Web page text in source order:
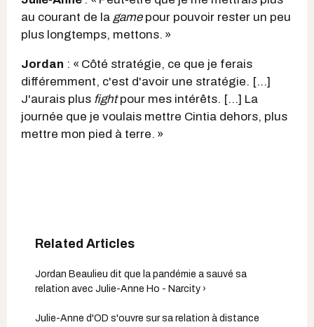
au courant de la gamepour pouvoir rester un peu
plus longtemps, mettons. »
Jordan : « Côté stratégie, ce que je ferais
différemment, c'est d'avoir une stratégie. […]
J'aurais plus fightpour mes intérêts. […] La
journée que je voulais mettre Cintia dehors, plus
mettre mon pied à terre. »
Jordan Beaulieu dit que la pandémie a sauvé sa
relation avec Julie-Anne Ho - Narcity ›
Julie-Anne d'OD s'ouvre sur sa relation à distance